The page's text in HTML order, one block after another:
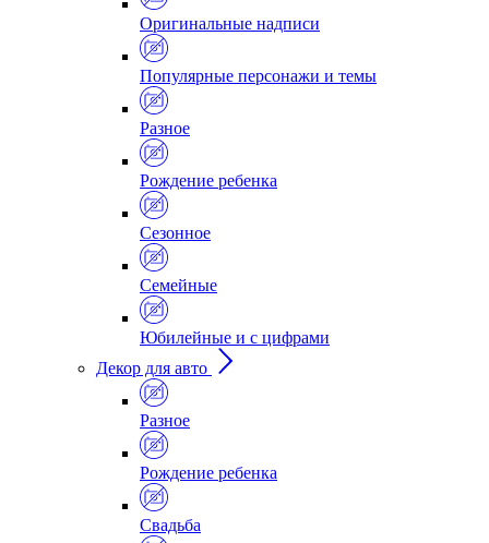
Оригинальные надписи
Популярные персонажи и темы
Разное
Рождение ребенка
Сезонное
Семейные
Юбилейные и с цифрами
Декор для авто
Разное
Рождение ребенка
Свадьба